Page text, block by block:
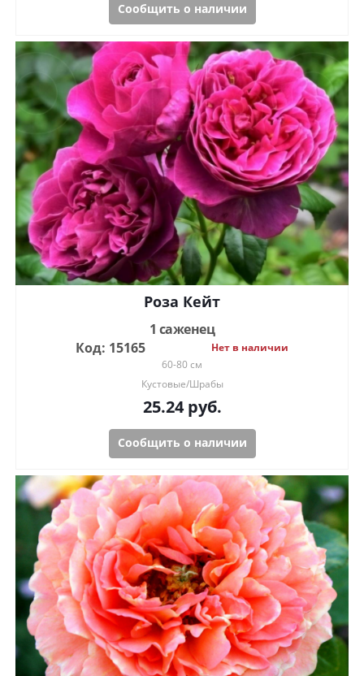
Сообщить о наличии
Роза Кейт
1 саженец
Код: 15165
Нет в наличии
60-80 см
Кустовые/Шрабы
25.24руб.
Сообщить о наличии